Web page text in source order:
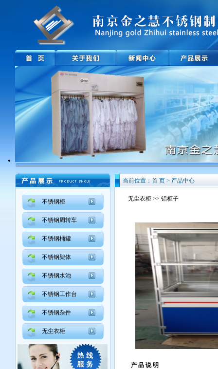
不锈钢柜
不锈钢周转车
不锈钢桶罐
不锈钢架体
不锈钢水池
不锈钢工作台
不锈钢杂件
无尘衣柜
当前位置：首 页 > 产品中心
无尘衣柜 >> 铝柜子
产 品 说 明